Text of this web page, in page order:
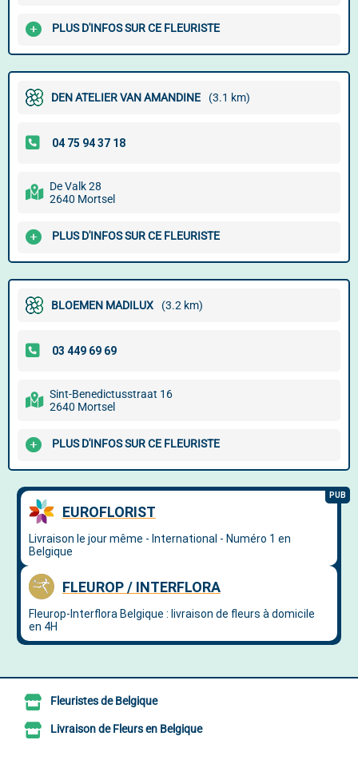
PLUS D'INFOS SUR CE FLEURISTE
DEN ATELIER VAN AMANDINE (3.1 km)
De Valk 28
2640 Mortsel
PLUS D'INFOS SUR CE FLEURISTE
BLOEMEN MADILUX (3.2 km)
Sint-Benedictusstraat 16
2640 Mortsel
PLUS D'INFOS SUR CE FLEURISTE
Fleuristes de Belgique
Livraison de Fleurs en Belgique